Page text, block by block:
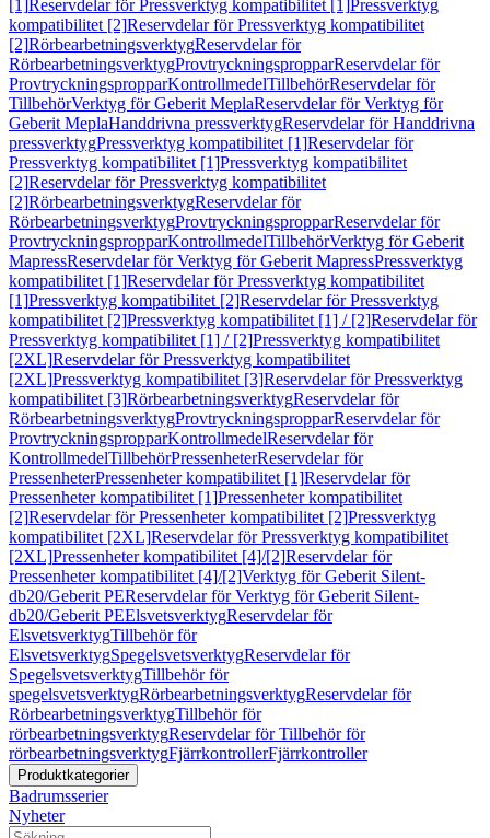
[1]Reservdelar för Pressverktyg kompatibilitet [1]Pressverktyg
kompatibilitet [2]Reservdelar för Pressverktyg kompatibilitet
[2]RörbearbetningsverktygReservdelar för
RörbearbetningsverktygProvtryckningspropparReservdelar för
ProvtryckningspropparKontrollmedelTillbehörReservdelar för
TillbehörVerktyg för Geberit MeplaReservdelar för Verktyg för
Geberit MeplaHanddrivna pressverktygReservdelar för Handdrivna
pressverktygPressverktyg kompatibilitet [1]Reservdelar för
Pressverktyg kompatibilitet [1]Pressverktyg kompatibilitet
[2]Reservdelar för Pressverktyg kompatibilitet
[2]RörbearbetningsverktygReservdelar för
RörbearbetningsverktygProvtryckningspropparReservdelar för
ProvtryckningspropparKontrollmedelTillbehörVerktyg för Geberit
MapressReservdelar för Verktyg för Geberit MapressPressverktyg
kompatibilitet [1]Reservdelar för Pressverktyg kompatibilitet
[1]Pressverktyg kompatibilitet [2]Reservdelar för Pressverktyg
kompatibilitet [2]Pressverktyg kompatibilitet [1] / [2]Reservdelar för
Pressverktyg kompatibilitet [1] / [2]Pressverktyg kompatibilitet
[2XL]Reservdelar för Pressverktyg kompatibilitet
[2XL]Pressverktyg kompatibilitet [3]Reservdelar för Pressverktyg
kompatibilitet [3]RörbearbetningsverktygReservdelar för
RörbearbetningsverktygProvtryckningspropparReservdelar för
ProvtryckningspropparKontrollmedelReservdelar för
KontrollmedelTillbehörPressenheterReservdelar för
PressenheterPressenheter kompatibilitet [1]Reservdelar för
Pressenheter kompatibilitet [1]Pressenheter kompatibilitet
[2]Reservdelar för Pressenheter kompatibilitet [2]Pressverktyg
kompatibilitet [2XL]Reservdelar för Pressverktyg kompatibilitet
[2XL]Pressenheter kompatibilitet [4]/[2]Reservdelar för
Pressenheter kompatibilitet [4]/[2]Verktyg för Geberit Silent-
db20/Geberit PEReservdelar för Verktyg för Geberit Silent-
db20/Geberit PEElsvetsverktygReservdelar för
ElsvetsverktygTillbehör för
ElsvetsverktygSpegelsvetsverktygReservdelar för
SpegelsvetsverktygTillbehör för
spegelsvetsverktygRörbearbetningsverktygReservdelar för
RörbearbetningsverktygTillbehör för
rörbearbetningsverktygReservdelar för Tillbehör för
rörbearbetningsverktygFjärrkontrollerFjärrkontroller
Produktkategorier
Badrumsserier
Nyheter